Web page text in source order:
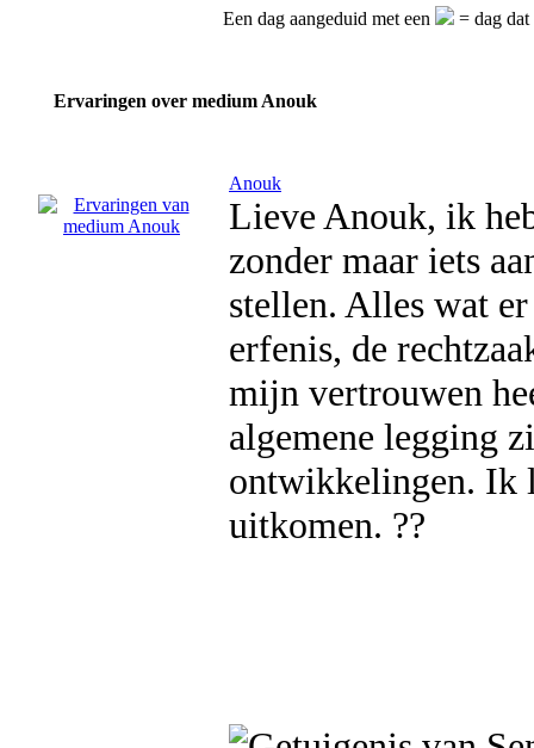
Een dag aangeduid met een = dag
Ervaringen over medium Anouk
Anouk
Lieve Anouk, ik
zonder maar iets
stellen. Alles wat
erfenis, de
mijn vertrouwen
algemene legging
ontwikkelingen. Ik
uitkomen. ??